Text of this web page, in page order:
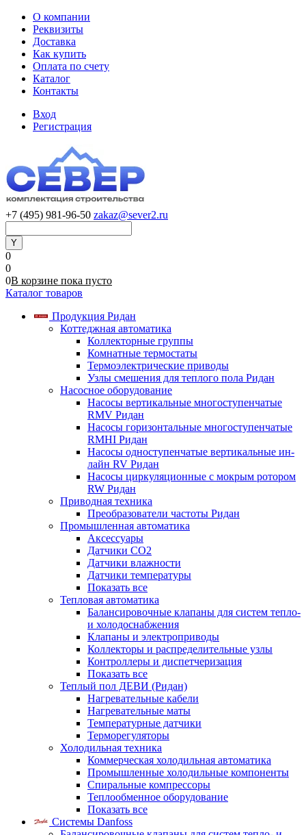
О компании
Реквизиты
Доставка
Как купить
Оплата по счету
Каталог
Контакты
Вход
Регистрация
+7 (495) 981-96-50 zakaz@sever2.ru
0
0
0В корзине пока пусто
Каталог товаров
Продукция Ридан
Коттеджная автоматика
Коллекторные группы
Комнатные термостаты
Термоэлектрические приводы
Узлы смешения для теплого пола Ридан
Насосное оборудование
Насосы вертикальные многоступенчатые
RMV Ридан
Насосы горизонтальные многоступенчатые
RMHI Ридан
Насосы одноступенчатые вертикальные ин-
лайн RV Ридан
Насосы циркуляционные с мокрым ротором
RW Ридан
Приводная техника
Преобразователи частоты Ридан
Промышленная автоматика
Аксессуары
Датчики CO2
Датчики влажности
Датчики температуры
Показать все
Тепловая автоматика
Балансировочные клапаны для систем тепло-
и холодоснабжения
Клапаны и электроприводы
Коллекторы и распределительные узлы
Контроллеры и диспетчеризация
Показать все
Теплый пол ДЕВИ (Ридан)
Нагревательные кабели
Нагревательные маты
Температурные датчики
Терморегуляторы
Холодильная техника
Коммерческая холодильная автоматика
Промышленные холодильные компоненты
Спиральные компрессоры
Теплообменное оборудование
Показать все
Системы Danfoss